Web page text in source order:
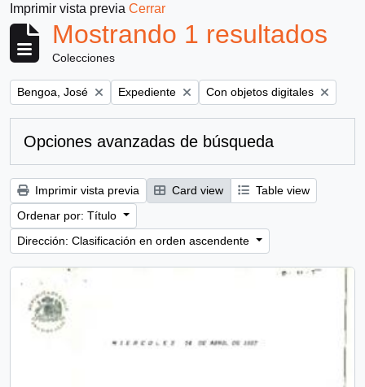
Imprimir vista previa Cerrar
Mostrando 1 resultados
Colecciones
Remove filter:
Bengoa, José Remove filter:
Expediente Remove filter:
Con objetos digitales
Opciones avanzadas de búsqueda
Imprimir vista previa Card view
Table view
Ordenar por: Título
Dirección: Clasificación en orden ascendente